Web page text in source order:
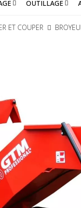
OUTILLAGE
ET COUPER